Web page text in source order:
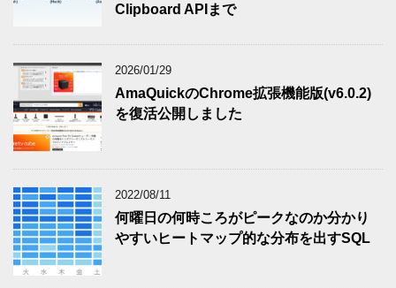
Clipboard APIまで
2026/01/29
AmaQuickのChrome拡張機能版(v6.0.2)
を復活公開しました
2022/08/11
何曜日の何時ころがピークなのか分かり
やすいヒートマップ的な分布を出すSQL